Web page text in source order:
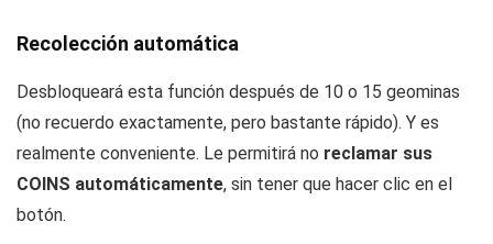
Recolección automática
Desbloqueará esta función después de 10 o 15 geominas
(no recuerdo exactamente, pero bastante rápido). Y es
realmente conveniente. Le permitirá no reclamar sus
COINS automáticamente, sin tener que hacer clic en el
botón.